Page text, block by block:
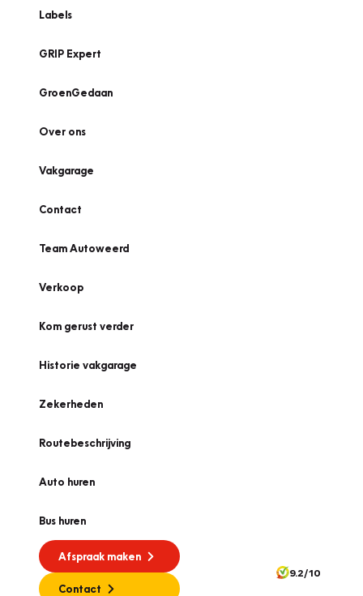
Labels
GRIP Expert
GroenGedaan
Over ons
Vakgarage
Contact
Team Autoweerd
Verkoop
Kom gerust verder
Historie vakgarage
Zekerheden
Routebeschrijving
Auto huren
Bus huren
Afspraak maken
Contact
9.2/10